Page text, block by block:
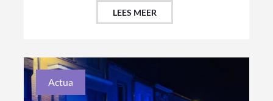
LEES MEER
Actua